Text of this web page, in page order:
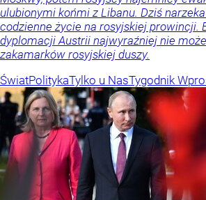
ulubionymi końmi z Libanu. Dziś
codzienne życie na rosyjskiej prowincji.
dyplomacji Austrii najwyraźniej nie
zakamarków rosyjskiej duszy.
ŚwiatPolitykaTylko u NasTygodnik